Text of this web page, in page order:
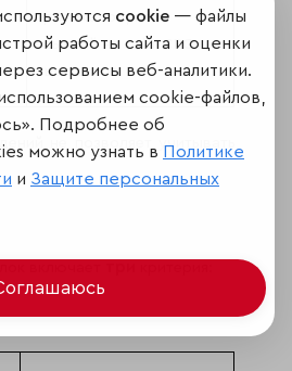
протоколом, или
ссылкой на сайт СРО
оценщиков
не позволяет учитывать
cookie — файлы
работы сайта и оценки
сервисы веб-аналитики.
cookie-файлов,
Подробнее об
можно узнать в Политике
и Защите персональных